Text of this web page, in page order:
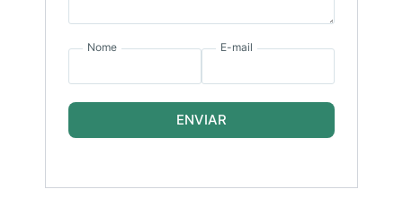
Nome E-mail
ENVIAR